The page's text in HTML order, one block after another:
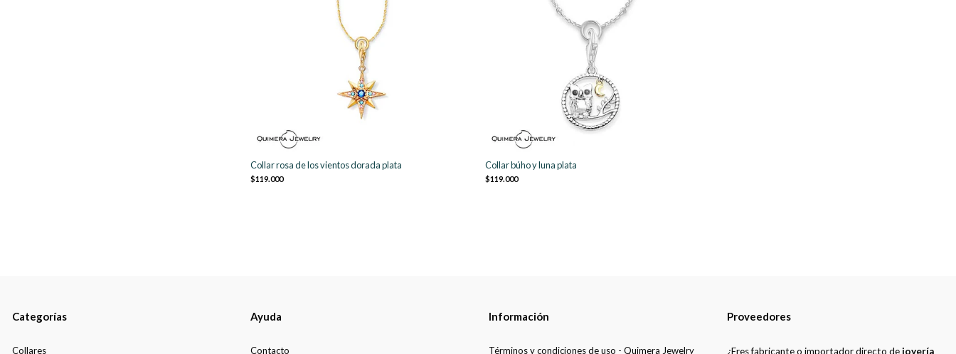
Collar rosa de los vientos dorada plata
$119.000
Collar búho y luna plata
$119.000
Categorías
Collares
Ayuda
Contacto
Información
Términos y condiciones de uso - Quimera Jewelry
Proveedores
¿Eres fabricante o importador directo dejoyería